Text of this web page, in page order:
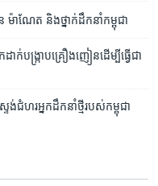
ាណែត និង​ថ្នាក់ដឹកនាំ​កម្ពុជា
បង្រ្កាបគ្រឿងញៀនដើម្បីធ្វើជា
ទង់ជំហរអ្នកដឹកនាំថ្មីរបស់កម្ពុជា